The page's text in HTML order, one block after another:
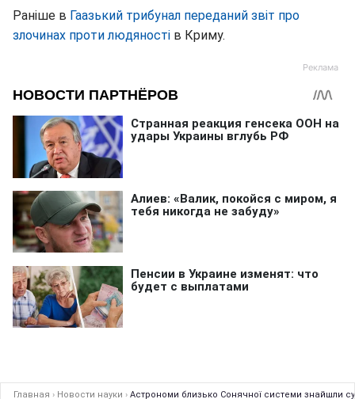
Раніше в Гаазький трибунал переданий звіт про
злочинах проти людяності в Криму.
Главная › Новости науки › Астрономи близько Сонячної системи знайшли